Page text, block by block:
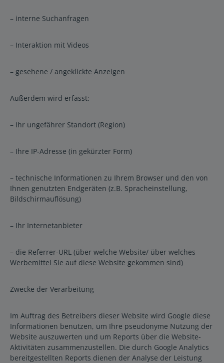
– interne Suchanfragen
– Interaktion mit Videos
– gesehene / angeklickte Anzeigen
Außerdem wird erfasst:
– Ihr ungefährer Standort (Region)
– Ihre IP-Adresse (in gekürzter Form)
– technische Informationen zu Ihrem Browser und den von
Ihnen genutzten Endgeräten (z.B. Spracheinstellung,
Bildschirmauflösung)
– Ihr Internetanbieter
– die Referrer-URL (über welche Website/ über welches
Werbemittel Sie auf diese Website gekommen sind)
Zwecke der Verarbeitung
Im Auftrag des Betreibers dieser Website wird Google diese
Informationen benutzen, um Ihre pseudonyme Nutzung der
Website auszuwerten und um Reports über die Website-
Aktivitäten zusammenzustellen. Die durch Google Analytics
bereitgestellten Reports dienen der Analyse der Leistung